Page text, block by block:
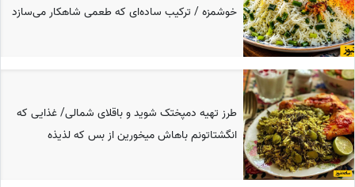
خوشمزه / ترکیب ساده‌ای که طعمی شاهکار می‌سازد
طرز تهیه دمپختک شوید و باقلای شمالی/ غذایی که
انگشتاتونم باهاش میخورین از بس که لذیذه